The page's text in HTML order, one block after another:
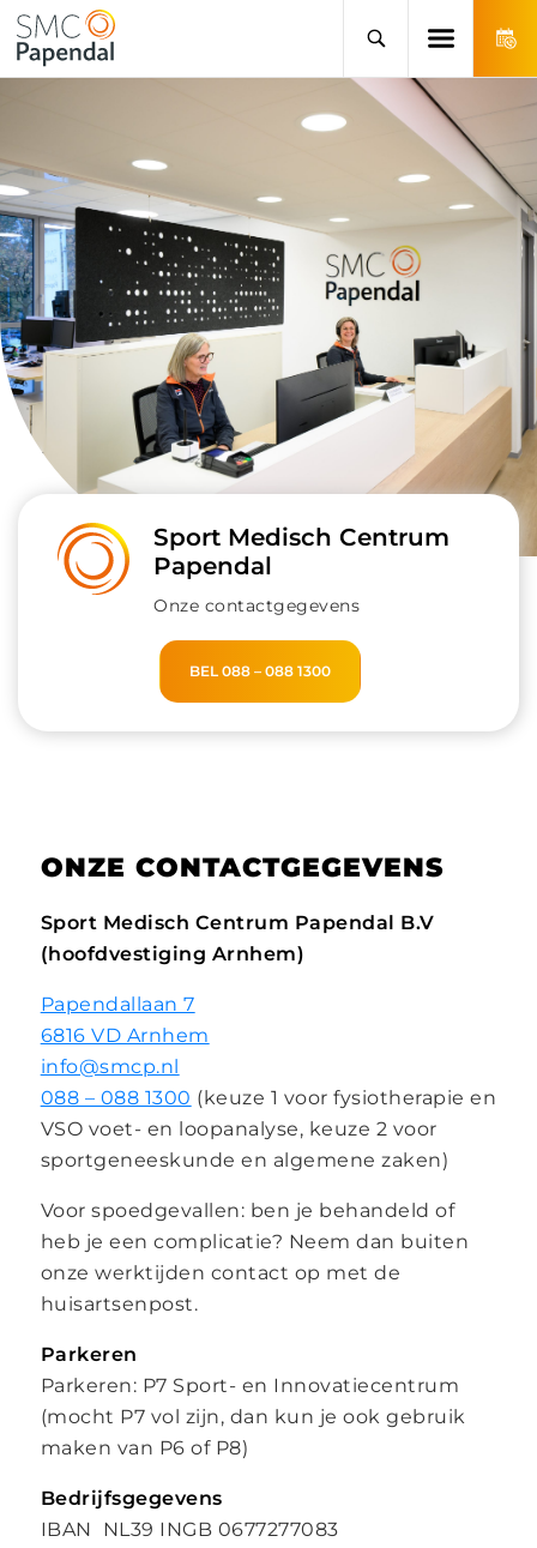
Sport Medisch Centrum
Papendal
Onze contactgegevens
BEL 088 – 088 1300
ONZE CONTACTGEGEVENS
Sport Medisch Centrum Papendal B.V
(hoofdvestiging Arnhem)
Papendallaan 7
6816 VD Arnhem
info@smcp.nl
088 – 088 1300 (keuze 1 voor fysiotherapie en
VSO voet- en loopanalyse, keuze 2 voor
sportgeneeskunde en algemene zaken)
Voor spoedgevallen: ben je behandeld of
heb je een complicatie? Neem dan buiten
onze werktijden contact op met de
huisartsenpost.
Parkeren
Parkeren: P7 Sport- en Innovatiecentrum
(mocht P7 vol zijn, dan kun je ook gebruik
maken van P6 of P8)
Bedrijfsgegevens
IBAN NL39 INGB 0677277083